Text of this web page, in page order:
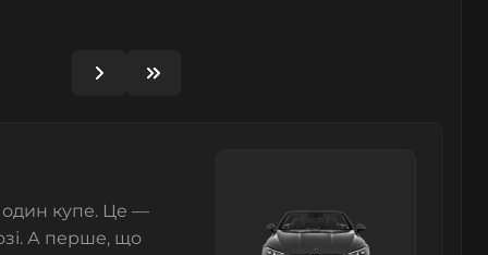
один купе. Це —
А перше, що